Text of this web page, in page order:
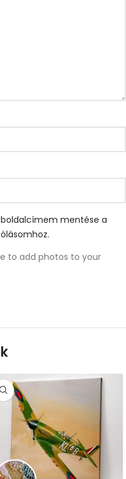
mentése a
to add photos to your